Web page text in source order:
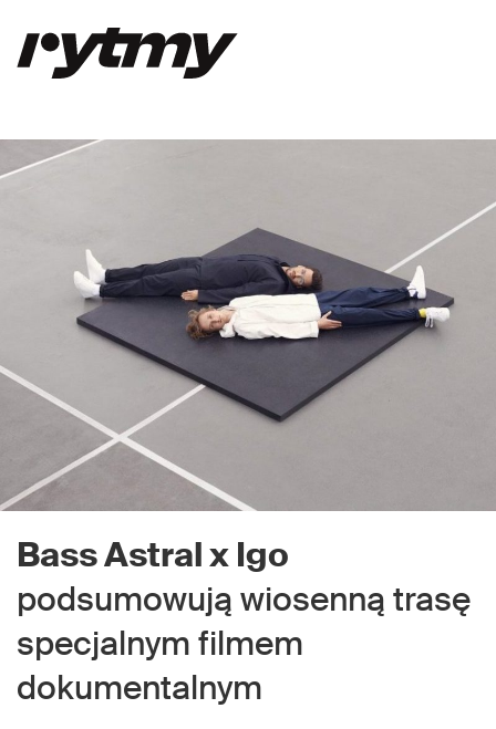
Bass Astral x Igo
podsumowują wiosenną trasę
specjalnym filmem
dokumentalnym